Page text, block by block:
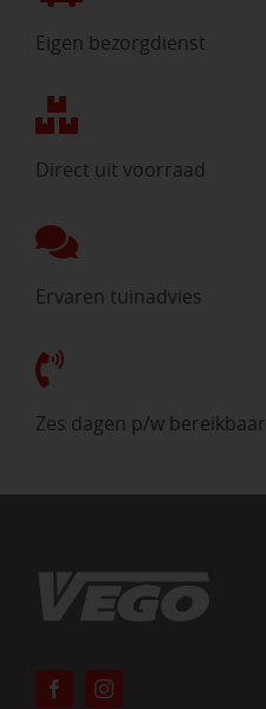
Eigen bezorgdienst
Direct uit voorraad
Ervaren tuinadvies
Zes dagen p/w bereikbaar